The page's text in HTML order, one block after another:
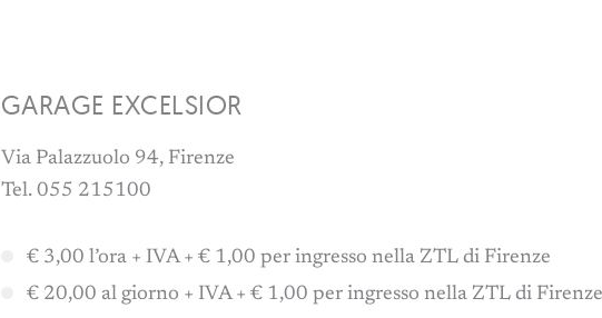
GARAGE EXCELSIOR
Via Palazzuolo 94, Firenze
Tel. 055 215100
€ 3,00 l’ora + IVA + € 1,00 per ingresso nella ZTL di Firenze
€ 20,00 al giorno + IVA + € 1,00 per ingresso nella ZTL di Firenze